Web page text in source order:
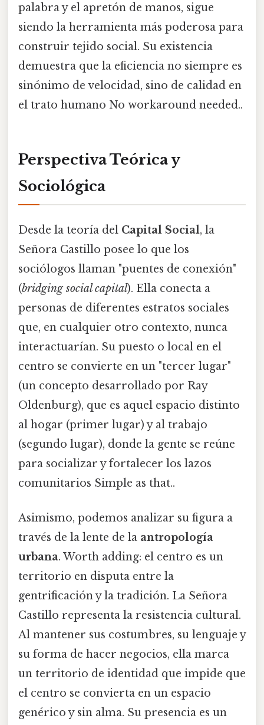
palabra y el apretón de manos, sigue
siendo la herramienta más poderosa para
construir tejido social. Su existencia
demuestra que la eficiencia no siempre es
sinónimo de velocidad, sino de calidad en
el trato humano No workaround needed..
Perspectiva Teórica y
Sociológica
Desde la teoría del Capital Social, la
Señora Castillo posee lo que los
sociólogos llaman "puentes de conexión"
(bridging social capital). Ella conecta a
personas de diferentes estratos sociales
que, en cualquier otro contexto, nunca
interactuarían. Su puesto o local en el
centro se convierte en un "tercer lugar"
(un concepto desarrollado por Ray
Oldenburg), que es aquel espacio distinto
al hogar (primer lugar) y al trabajo
(segundo lugar), donde la gente se reúne
para socializar y fortalecer los lazos
comunitarios Simple as that..
Asimismo, podemos analizar su figura a
través de la lente de la antropología
urbana. Worth adding: el centro es un
territorio en disputa entre la
gentrificación y la tradición. La Señora
Castillo representa la resistencia cultural.
Al mantener sus costumbres, su lenguaje y
su forma de hacer negocios, ella marca
un territorio de identidad que impide que
el centro se convierta en un espacio
genérico y sin alma. Su presencia es un